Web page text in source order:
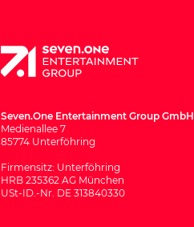
Seven.One Entertainment Group GmbH
Medienallee 7
85774 Unterföhring
Firmensitz: Unterföhring
HRB 235362 AG München
USt-ID.-Nr. DE 313840330